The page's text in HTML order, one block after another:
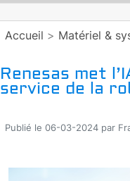
Accueil > Matériel &
Renesas met
service de la
Publié le 06-03-2024 par